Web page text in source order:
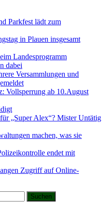
Parkfest lädt zum
in Plauen insgesamt
Landesprogramm
dabei
Versammlungen und
Vollsperrung ab 10.August
„Super Alex“? Mister Untätig
machen, was sie
endet mit
Zugriff auf Online-